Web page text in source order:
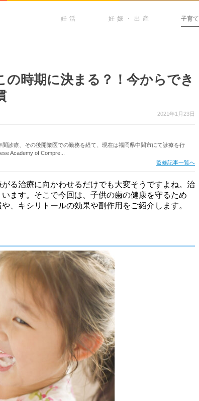
妊活 妊娠・出産 子育て
の時期に決まる？！今からでき
2021年1月23日
診療、その後開業医での勤務を経て、現在は福岡県中間市にて診療を行
Academy of Compre...
監修記事一覧へ
る治療に向かわせるだけでも大変そうですよね。治
ます。そこで今回は、子供の歯の健康を守るため
、キシリトールの効果や副作用をご紹介します。